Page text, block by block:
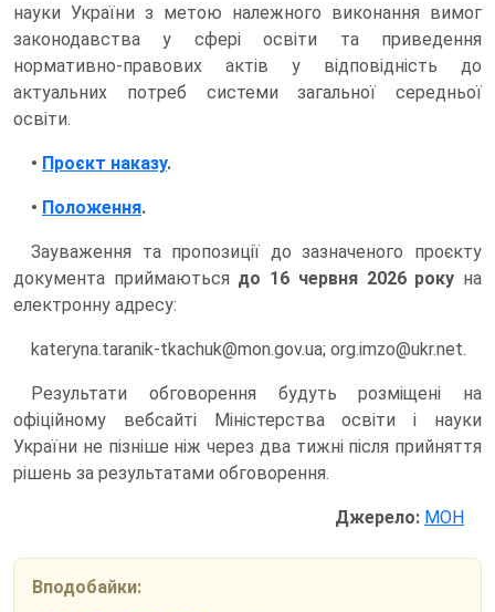
науки України з метою належного виконання вимог
законодавства у сфері освіти та приведення
нормативно-правових актів у відповідність до
актуальних потреб системи загальної середньої
освіти.
• Проєкт наказу.
• Положення.
Зауваження та пропозиції до зазначеного проєкту
документа приймаються до 16 червня 2026 року на
електронну адресу:
kateryna.taranik-tkachuk@mon.gov.ua; org.imzo@ukr.net.
Результати обговорення будуть розміщені на
офіційному вебсайті Міністерства освіти і науки
України не пізніше ніж через два тижні після прийняття
рішень за результатами обговорення.
Джерело: МОН
Вподобайки: